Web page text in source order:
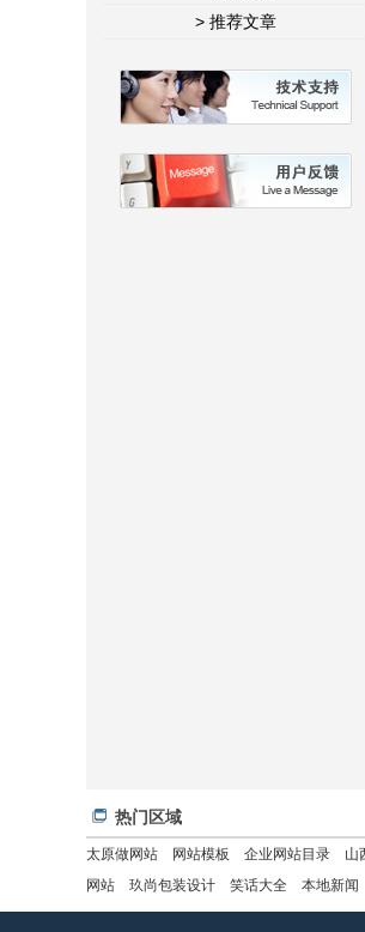
> 推荐文章
热门区域
太原做网站 网站模板 企业网站目录 山
网站
玖尚包装设计 笑话大全 本地新闻